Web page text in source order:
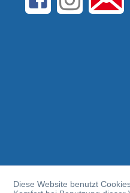
Diese Website benutzt